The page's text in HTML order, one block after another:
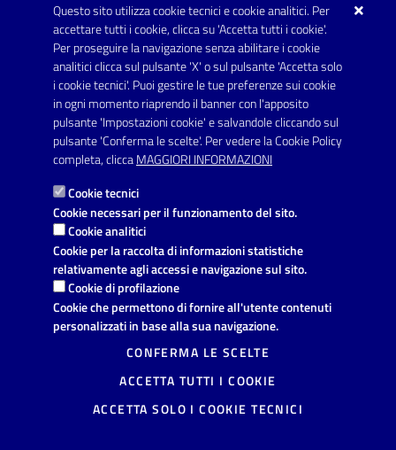
Questo sito utilizza cookie tecnici e cookie analitici. Per
accettare tutti i cookie, clicca su 'Accetta tutti i cookie'.
Per proseguire la navigazione senza abilitare i cookie
analitici clicca sul pulsante 'X' o sul pulsante 'Accetta solo
i cookie tecnici'. Puoi gestire le tue preferenze sui cookie
in ogni momento riaprendo il banner con l'apposito
pulsante 'Impostazioni cookie' e salvandole cliccando sul
pulsante 'Conferma le scelte'. Per vedere la Cookie Policy
completa, cliccaMAGGIORI INFORMAZIONI
Cookie tecnici
Cookie necessari per il funzionamento del sito.
Cookie analitici
Cookie per la raccolta di informazioni statistiche
relativamente agli accessi e navigazione sul sito.
Cookie di profilazione
Cookie che permettono di fornire all'utente contenuti
personalizzati in base alla sua navigazione.
CONFERMA LE SCELTE
ACCETTA TUTTI I COOKIE
ACCETTA SOLO I COOKIE TECNICI
Avvisi
SERVIZI
Elenco servizi
VIVERE IL COMUNE
Luoghi
Eventi
AMMINISTRAZIONE TRASPARENTE
I dati personali pubblicati sono riutilizzabili solo alle condizioni
previste dalla direttiva comunitaria 2003/98/CE e dal d.lgs.
36/2006
Comune di Avetrana
Provincia di Taranto
Via Vittorio Emanuele, 19, 74020